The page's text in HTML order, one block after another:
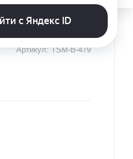
Артикул: TSM-B-479